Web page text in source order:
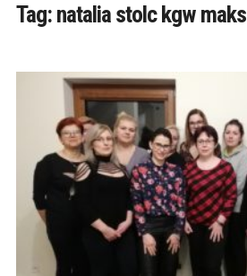
Tag: natalia stolc kgw maks